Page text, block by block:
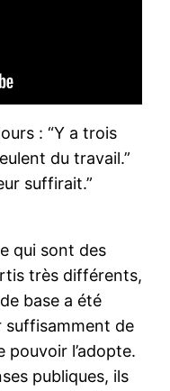
: “Y a trois
du travail.”
suffirait.”
qui sont des
très différents,
base a été
suffisamment de
pouvoir l’adopte.
publiques, ils